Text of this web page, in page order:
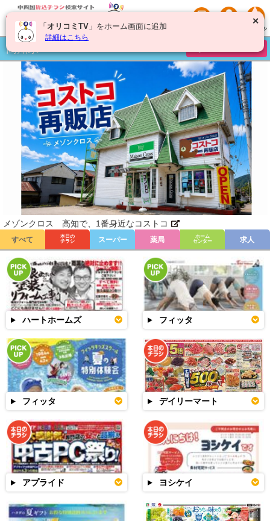
高知県
メゾンクロス 高知で、1番身近なコストコ
すべて
本日の
チラシ
スーパー 薬局
ホーム
センター
求人
ハートホームズ フィッタ
フィッタ デイリーマート
アプライド ヨシケイ
✕
「 オリコミTV 」をホーム画面に追加
詳細はこちら